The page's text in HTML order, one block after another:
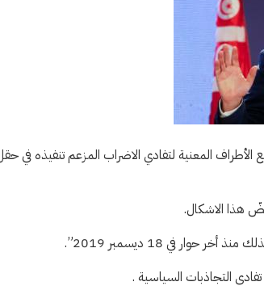
المعنية لتفادي الاضراب المزعم تنفيذه في
هذا الاشكال.
في 18 ديسمبر 2019”.
التجاذبات السياسية .